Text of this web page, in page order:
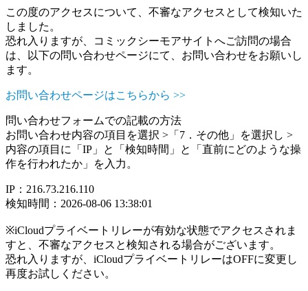
この度のアクセスについて、不審なアクセスとして検知いた
しました。
恐れ入りますが、コミックシーモアサイトへご訪問の場合
は、以下の問い合わせページにて、お問い合わせをお願いし
ます。
お問い合わせページはこちらから >>
問い合わせフォームでの記載の方法
お問い合わせ内容の項目を選択 >「7．その他」を選択し >
内容の項目に「IP」と「検知時間」と「直前にどのような操
作を行われたか」を入力。
IP：216.73.216.110
検知時間：2026-08-06 13:38:01
※iCloudプライベートリレーが有効な状態でアクセスされま
すと、不審なアクセスと検知される場合がございます。
恐れ入りますが、iCloudプライベートリレーはOFFに変更し
再度お試しください。